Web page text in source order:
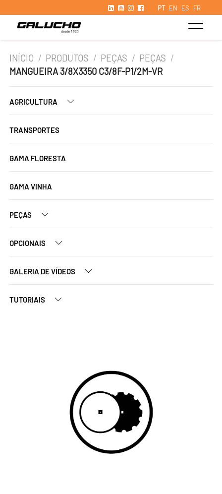
PT EN ES FR
INÍCIO / PRODUTOS / PEÇAS / PEÇAS /
MANGUEIRA 3/8X3350 C3/8F-P1/2M-VR
AGRICULTURA
TRANSPORTES
GAMA FLORESTA
GAMA VINHA
PEÇAS
OPCIONAIS
GALERIA DE VÍDEOS
TUTORIAIS